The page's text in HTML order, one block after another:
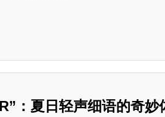
：夏日轻声细语的奇妙